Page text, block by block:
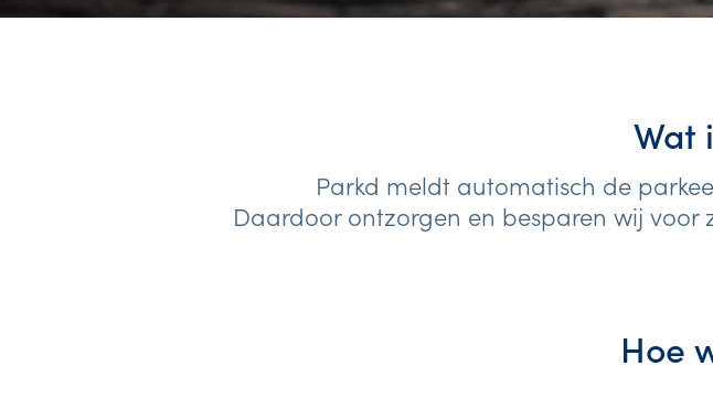
Wat
Parkd meldt automatisch de
Daardoor ontzorgen en besparen wij voor
Hoe